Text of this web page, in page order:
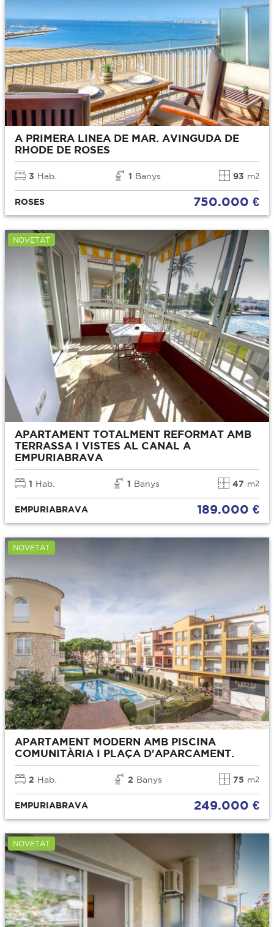
A PRIMERA LINEA DE MAR. AVINGUDA DE
RHODE DE ROSES
3 Hab. 1 Banys 93 m2
ROSES 750.000 €
NOVETAT
APARTAMENT TOTALMENT REFORMAT AMB
TERRASSA I VISTES AL CANAL A
EMPURIABRAVA
1 Hab. 1 Banys 47 m2
EMPURIABRAVA 189.000 €
NOVETAT
APARTAMENT MODERN AMB PISCINA
COMUNITÀRIA I PLAÇA D'APARCAMENT.
2 Hab. 2 Banys 75 m2
EMPURIABRAVA 249.000 €
NOVETAT